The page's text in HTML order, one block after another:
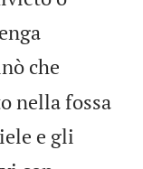
che
nella fossa
e gli